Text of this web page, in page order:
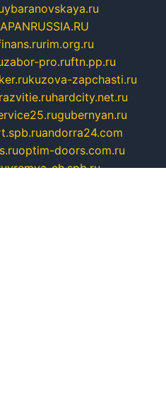
ybaranovskaya.ru
rim.org.ru
zabor-pro.ruftn.pp.ru
kuzova-zapchasti.ru
hardcity.net.ru
gubernyan.ru
andorra24.com
optim-doors.com.ru
vremya-ch.spb.ru